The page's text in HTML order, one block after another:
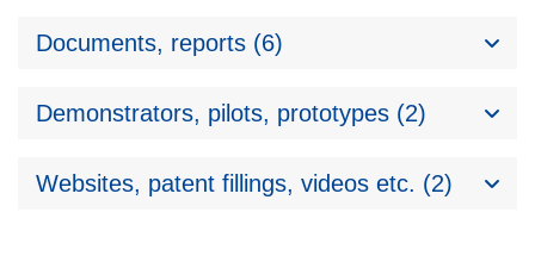
Documents, reports (6)
Demonstrators, pilots, prototypes (2)
Websites, patent fillings, videos etc. (2)